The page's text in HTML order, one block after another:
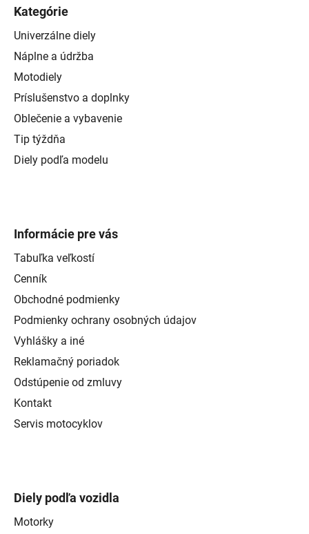
Kategórie
Univerzálne diely
Náplne a údržba
Motodiely
Príslušenstvo a doplnky
Oblečenie a vybavenie
Tip týždňa
Diely podľa modelu
Informácie pre vás
Tabuľka veľkostí
Cenník
Obchodné podmienky
Podmienky ochrany osobných údajov
Vyhlášky a iné
Reklamačný poriadok
Odstúpenie od zmluvy
Kontakt
Servis motocyklov
Diely podľa vozidla
Motorky